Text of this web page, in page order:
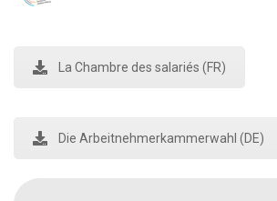
La Chambre des salariés (FR)
Die Arbeitnehmerkammerwahl (DE)